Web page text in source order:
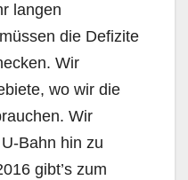
langen
die Defizite
Wir
wo wir die
Wir
Bahn hin zu
gibt’s zum